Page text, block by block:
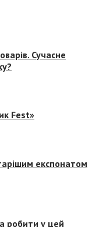
Сучасне
Fest»
експонатом
робити у цей